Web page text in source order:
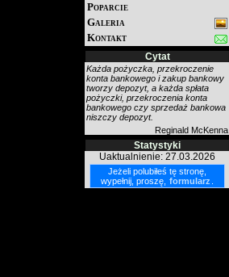
Poparcie
Galeria
Kontakt
Cytat
Każda pożyczka, przekroczenie
konta bankowego i zakup bankowy
tworzy depozyt, a każda spłata
pożyczki, przekroczenia konta
bankowego czy sprzedaż bankowa
niszczy depozyt.
Reginald McKenna
Statystyki
Uaktualnienie: 27.03.2026
Jeżeli polubiłeś tę stronę,
wypełnij, proszę, formularz